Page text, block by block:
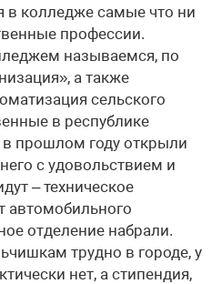
колледже самые что ни
профессии.
называемся, по
а также
сельского
в республике
в прошлом году открыли
с удовольствием и
– техническое
автомобильного
отделение набрали.
трудно в городе, у
нет, а стипендия,